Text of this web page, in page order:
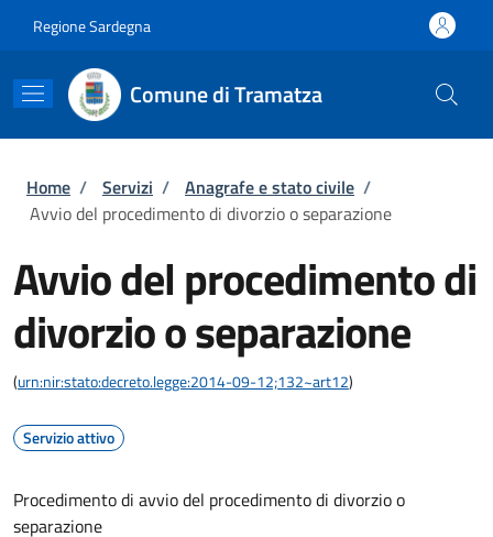
Regione Sardegna
Comune di Tramatza
Briciole di pane
Home / Servizi / Anagrafe e stato civile /
Avvio del procedimento di divorzio o separazione
Avvio del procedimento di
divorzio o separazione
(urn:nir:stato:decreto.legge:2014-09-12;132~art12)
Servizio attivo
Procedimento di avvio del procedimento di divorzio o
separazione